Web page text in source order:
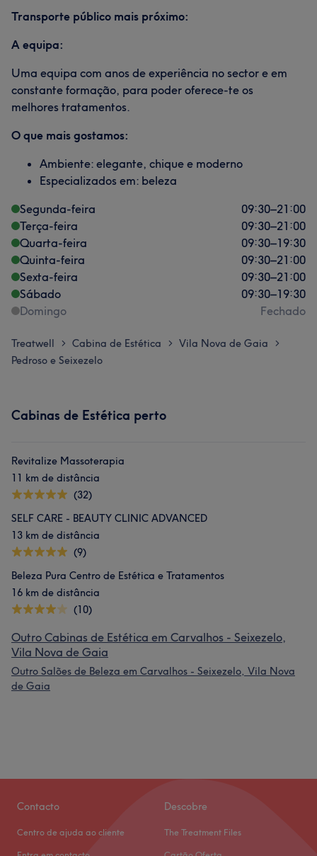
Transporte público mais próximo:
A equipa:
Uma equipa com anos de experiência no sector e em
constante formação, para poder oferece-te os
melhores tratamentos.
O que mais gostamos:
Ambiente: elegante, chique e moderno
Especializados em: beleza
Segunda-feira
09:30–21:00
Terça-feira
09:30–21:00
Quarta-feira
09:30–19:30
Quinta-feira
09:30–21:00
Sexta-feira
09:30–21:00
Sábado
09:30–19:30
Domingo
Fechado
Treatwell > Cabina de Estética > Vila Nova de Gaia >
Pedroso e Seixezelo
Cabinas de Estética perto
Revitalize Massoterapia
11 km de distância
(32)
SELF CARE - BEAUTY CLINIC ADVANCED
13 km de distância
(9)
Beleza Pura Centro de Estética e Tratamentos
16 km de distância
(10)
Outro Cabinas de Estética em Carvalhos - Seixezelo,
Vila Nova de Gaia
Outro Salões de Beleza em Carvalhos - Seixezelo, Vila Nova
de Gaia
Contacto
Centro de ajuda ao cliente
Descobre
The Treatment Files